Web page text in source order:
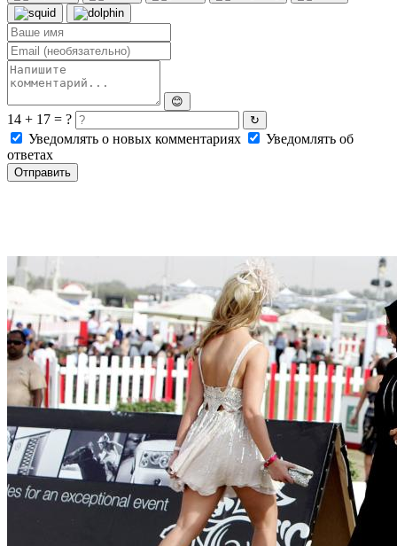
😊
14 + 17 = ? ↻
Уведомлять о новых комментариях
Уведомлять об
ответах
Отправить